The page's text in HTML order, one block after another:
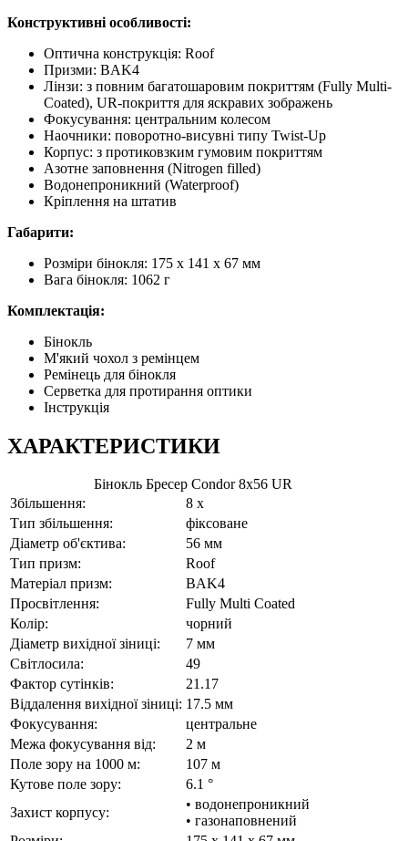
Конструктивні особливості:
Оптична конструкція: Roof
Призми: BAK4
Лінзи: з повним багатошаровим покриттям (Fully Multi-
Coated), UR-покриття для яскравих зображень
Фокусування: центральним колесом
Наочники: поворотно-висувні типу Twist-Up
Корпус: з протиковзким гумовим покриттям
Азотне заповнення (Nitrogen filled)
Водонепроникний (Waterproof)
Кріплення на штатив
Габарити:
Розміри бінокля: 175 x 141 x 67 мм
Вага бінокля: 1062 г
Комплектація:
Бінокль
М'який чохол з ремінцем
Ремінець для бінокля
Серветка для протирання оптики
Інструкція
ХАРАКТЕРИСТИКИ
Бінокль Бресер Condor 8x56 UR
Збільшення:
8 x
Тип збільшення:
фіксоване
Діаметр об'єктива:
56 мм
Тип призм:
Roof
Матеріал призм:
BAK4
Просвітлення:
Fully Multi Coated
Колір:
чорний
Діаметр вихідної зіниці:
7 мм
Світлосила:
49
Фактор сутінків:
21.17
Віддалення вихідної зіниці: 17.5 мм
Фокусування:
центральне
Межа фокусування від:
2 м
Поле зору на 1000 м:
107 м
Кутове поле зору:
6.1 °
Захист корпусу:
• водонепроникний
• газонаповнений